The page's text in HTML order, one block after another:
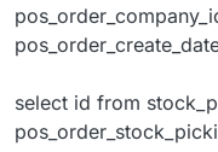
select id from